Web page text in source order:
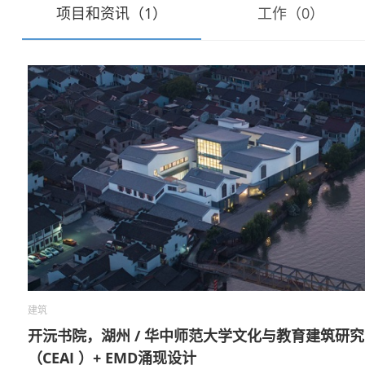
项目和资讯（1） 工作（0）
建筑
开沅书院，湖州 / 华中师范大学文化与教育建筑研
（CEAI ）+ EMD涌现设计